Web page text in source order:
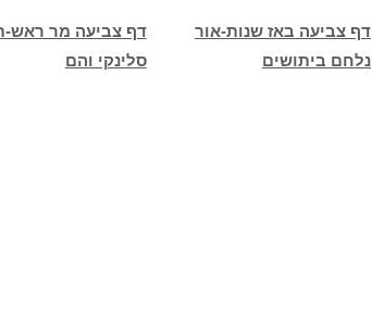
דף צביעה מר ראש-
סלינקי והם
דף צביעה באז שנות-אור
נלחם ביתושים